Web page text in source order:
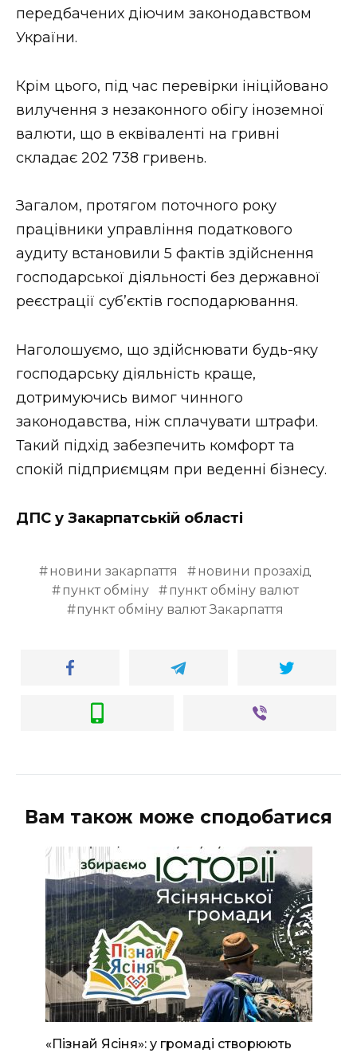
передбачених діючим законодавством
України.
Крім цього, під час перевірки ініційовано
вилучення з незаконного обігу іноземної
валюти, що в еквіваленті на гривні
складає 202 738 гривень.
Загалом, протягом поточного року
працівники управління податкового
аудиту встановили 5 фактів здійснення
господарської діяльності без державної
реєстрації суб’єктів господарювання.
Наголошуємо, що здійснювати будь-яку
господарську діяльність краще,
дотримуючись вимог чинного
законодавства, ніж сплачувати штрафи.
Такий підхід забезпечить комфорт та
спокій підприємцям при веденні бізнесу.
ДПС у Закарпатській області
новини закарпаття
новини прозахід
пункт обміну
пункт обміну валют
пункт обміну валют Закарпаття
Вам також може сподобатися
«Пізнай Ясіня»: у громаді створюють